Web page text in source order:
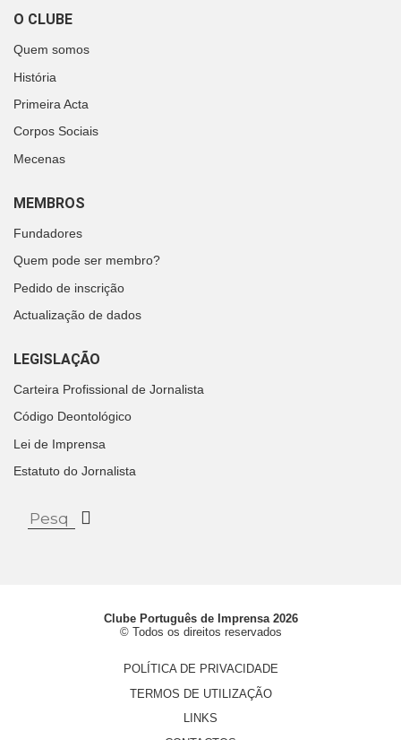
O CLUBE
Quem somos
História
Primeira Acta
Corpos Sociais
Mecenas
MEMBROS
Fundadores
Quem pode ser membro?
Pedido de inscrição
Actualização de dados
LEGISLAÇÃO
Carteira Profissional de Jornalista
Código Deontológico
Lei de Imprensa
Estatuto do Jornalista
Clube Português de Imprensa 2026
© Todos os direitos reservados
POLÍTICA DE PRIVACIDADE
TERMOS DE UTILIZAÇÃO
LINKS